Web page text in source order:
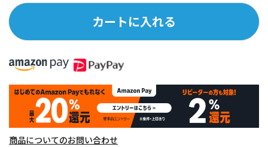
カートに入れる
商品についてのお問い合わせ